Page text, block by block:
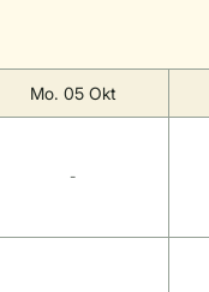
Mo. 05 Okt
-